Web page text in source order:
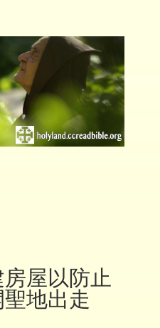
屋以防止
地出走